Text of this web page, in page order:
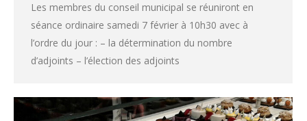
Les membres du conseil municipal se réuniront en
séance ordinaire samedi 7 février à 10h30 avec à
l’ordre du jour : – la détermination du nombre
d’adjoints – l’élection des adjoints